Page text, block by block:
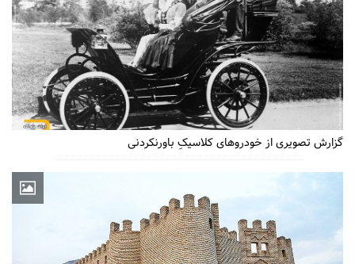
گزارش تصویری از خودروهای کلاسیکِ باورنکردنی